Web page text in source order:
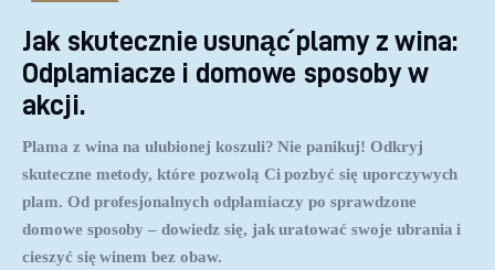
Jak skutecznie usunąć plamy z wina:
Odplamiacze i domowe sposoby w
akcji.
Plama z wina na ulubionej koszuli? Nie panikuj! Odkryj
skuteczne metody, które pozwolą Ci pozbyć się uporczywych
plam. Od profesjonalnych odplamiaczy po sprawdzone
domowe sposoby – dowiedz się, jak uratować swoje ubrania i
cieszyć się winem bez obaw.